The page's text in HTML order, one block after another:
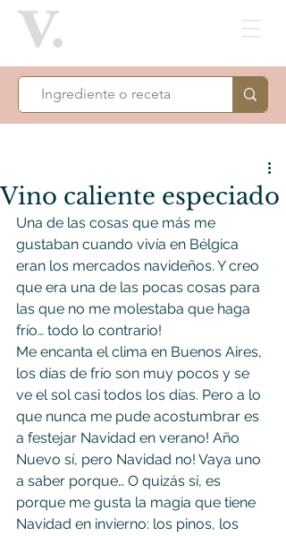
Vino caliente especiado
Una de las cosas que más me
gustaban cuando vivía en Bélgica
eran los mercados navideños. Y creo
que era una de las pocas cosas para
las que no me molestaba que haga
frío… todo lo contrario!
Me encanta el clima en Buenos Aires,
los días de frío son muy pocos y se
ve el sol casi todos los días. Pero a lo
que nunca me pude acostumbrar es
a festejar Navidad en verano! Año
Nuevo sí, pero Navidad no! Vaya uno
a saber porque… O quizás sí, es
porque me gusta la magia que tiene
Navidad en invierno: los pinos, los